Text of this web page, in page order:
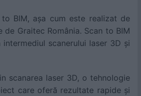
BIM, așa cum este realizat de
Graitec România. Scan to BIM
scanerului laser 3D și
scanarea laser 3D, o tehnologie
care oferă rezultate rapide și